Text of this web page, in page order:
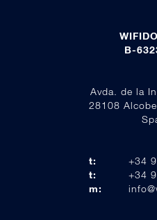
B-
Avda. de la
28108
t:
+34
t:
+34
m: